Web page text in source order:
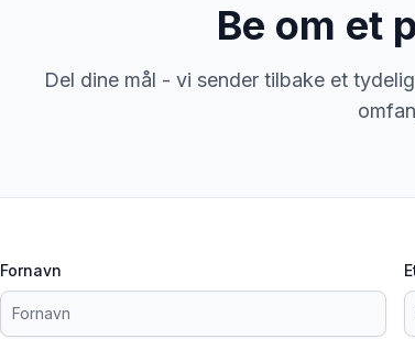
Be om et
Del dine mål - vi sender tilbake et
Fornavn